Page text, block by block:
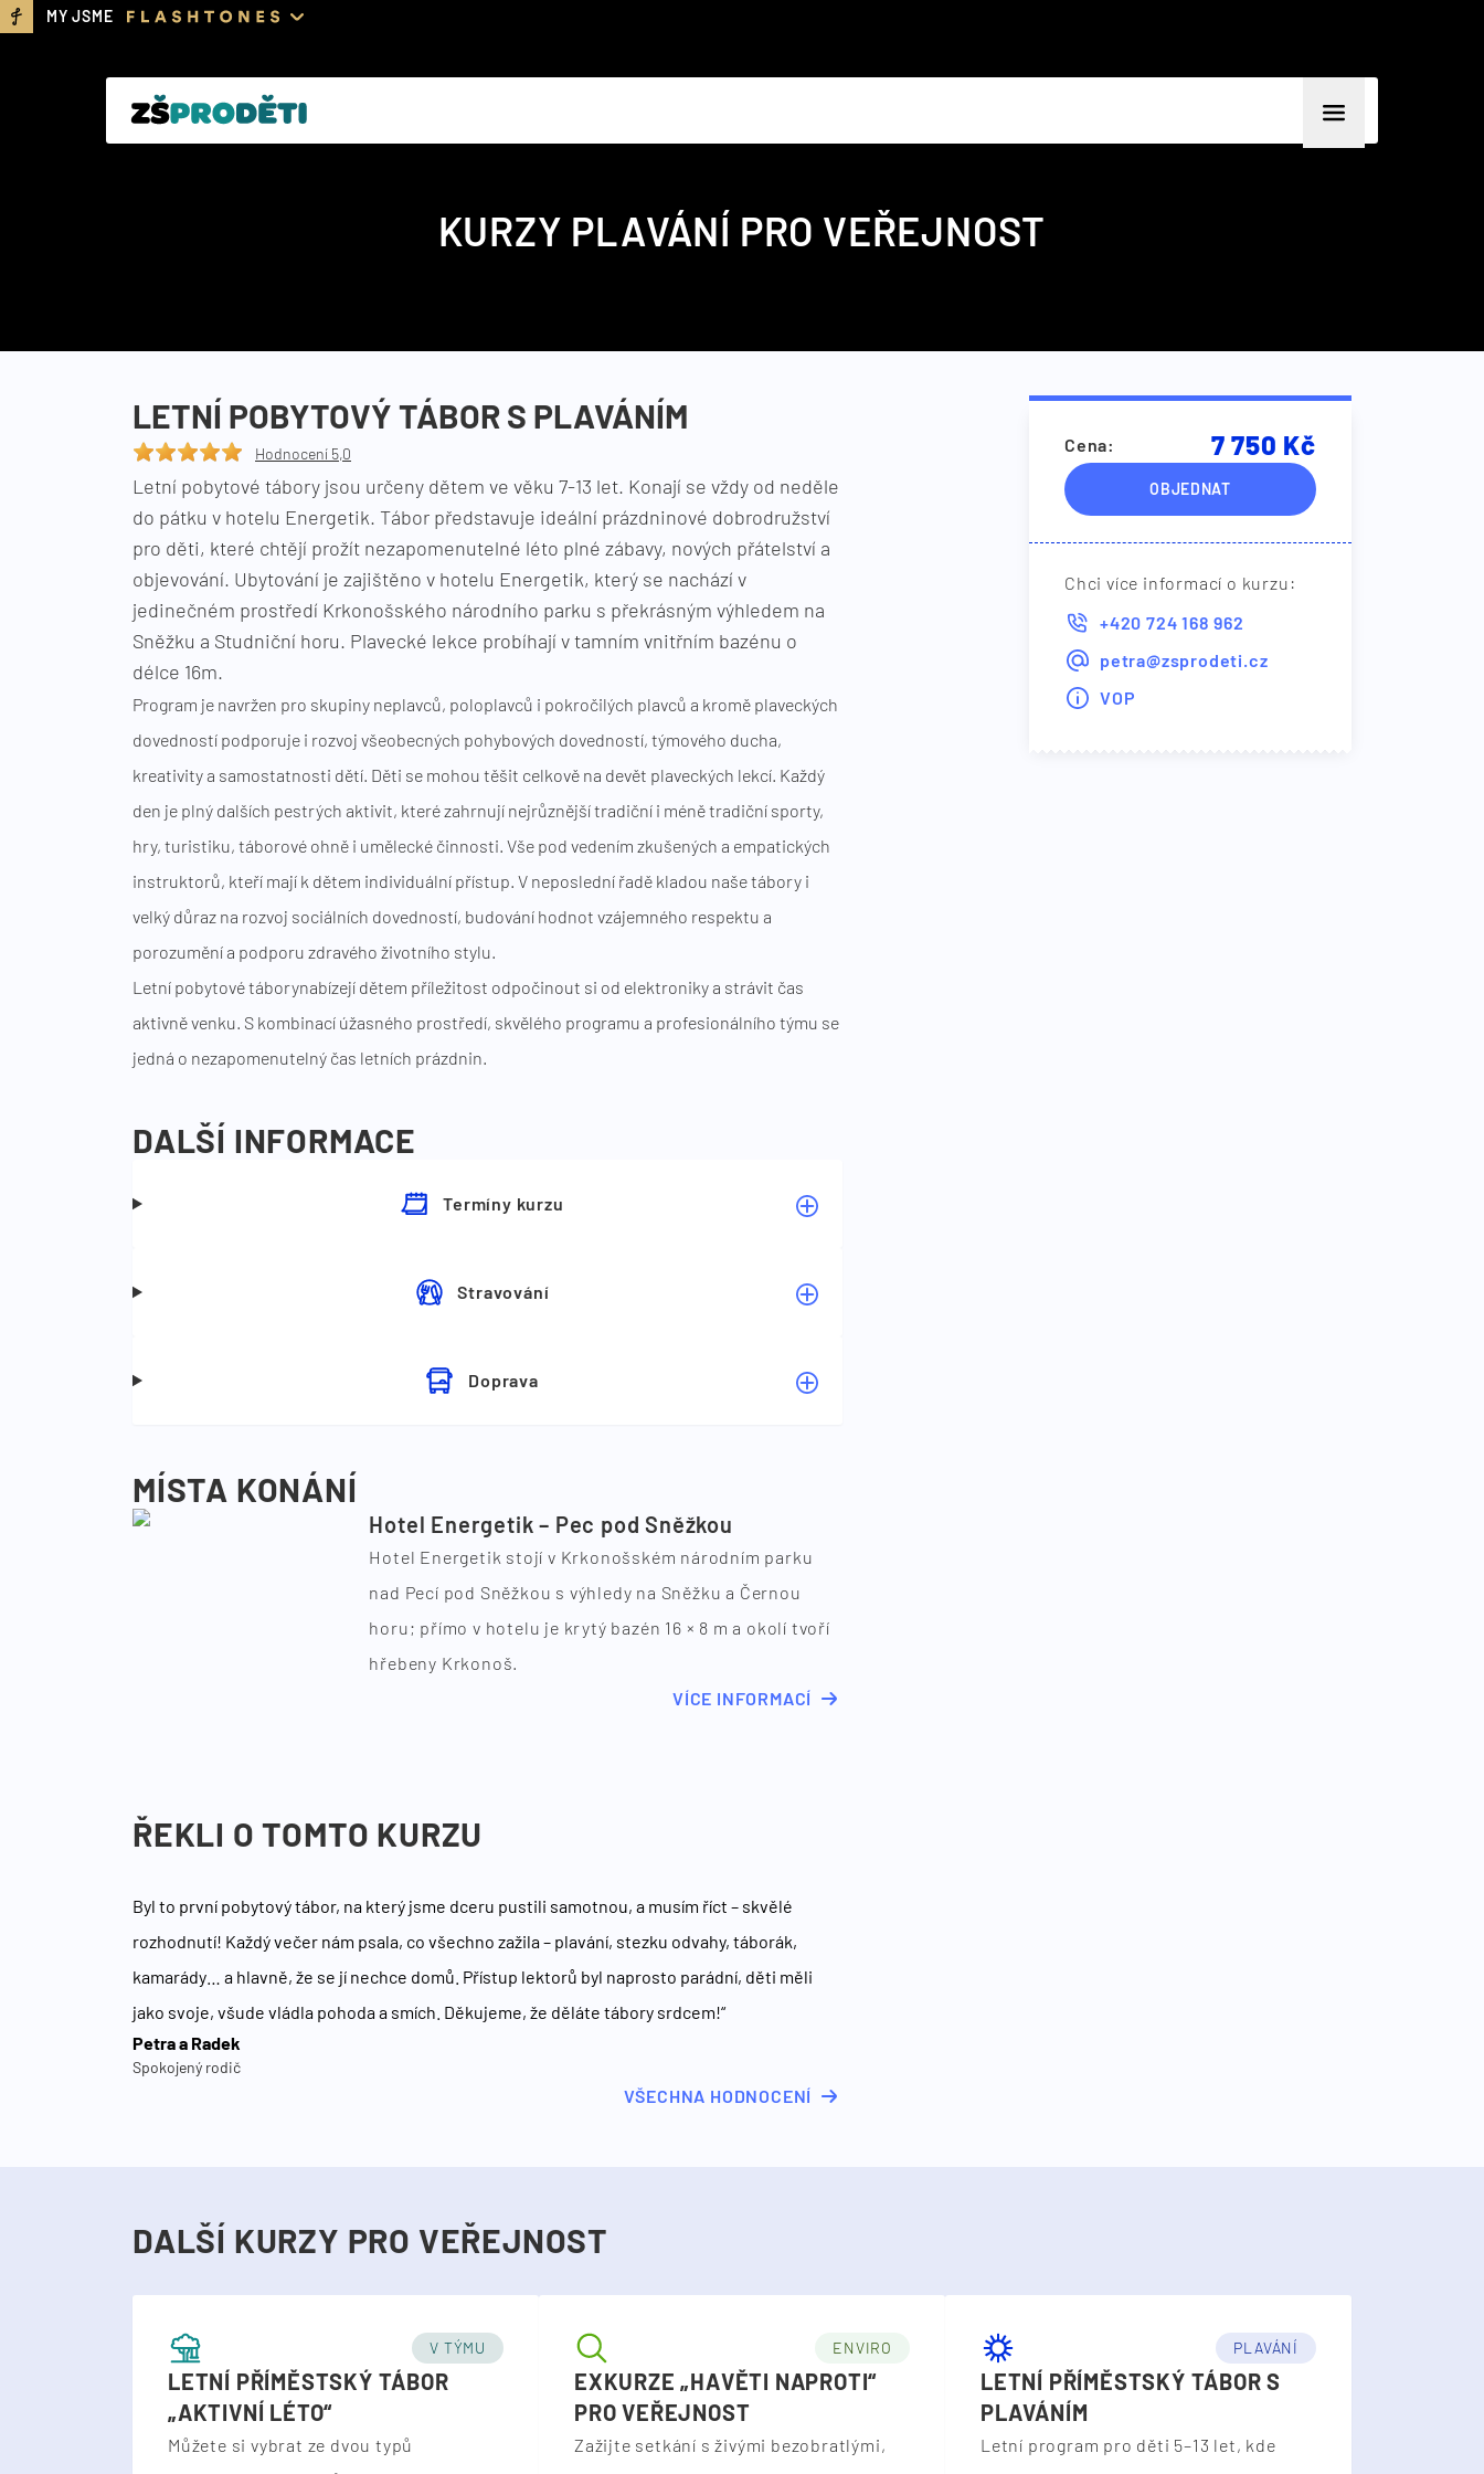
MY JSME
KURZY PLAVÁNÍ PRO VEŘEJNOST
LETNÍ POBYTOVÝ TÁBOR S PLAVÁNÍM
Hodnocení 5,0
Letní pobytové tábory jsou určeny dětem ve věku 7-13 let. Konají se vždy od neděle
do pátku v hotelu Energetik. Tábor představuje ideální prázdninové dobrodružství
pro děti, které chtějí prožít nezapomenutelné léto plné zábavy, nových přátelství a
objevování. Ubytování je zajištěno v hotelu Energetik, který se nachází v
jedinečném prostředí Krkonošského národního parku s překrásným výhledem na
Sněžku a Studniční horu. Plavecké lekce probíhají v tamním vnitřním bazénu o
délce 16m.
Program je navržen pro skupiny neplavců, poloplavců i pokročilých plavců a kromě plaveckých
dovedností podporuje i rozvoj všeobecných pohybových dovedností, týmového ducha,
kreativity a samostatnosti dětí. Děti se mohou těšit celkově na devět plaveckých lekcí. Každý
den je plný dalších pestrých aktivit, které zahrnují nejrůznější tradiční i méně tradiční sporty,
hry, turistiku, táborové ohně i umělecké činnosti. Vše pod vedením zkušených a empatických
instruktorů, kteří mají k dětem individuální přístup. V neposlední řadě kladou naše tábory i
velký důraz na rozvoj sociálních dovedností, budování hodnot vzájemného respektu a
porozumění a podporu zdravého životního stylu.
Letní pobytové táborynabízejí dětem příležitost odpočinout si od elektroniky a strávit čas
aktivně venku. S kombinací úžasného prostředí, skvělého programu a profesionálního týmu se
jedná o nezapomenutelný čas letních prázdnin.
DALŠÍ INFORMACE
Termíny kurzu
Stravování
Doprava
MÍSTA KONÁNÍ
Hotel Energetik – Pec pod Sněžkou
Hotel Energetik stojí v Krkonošském národním parku
nad Pecí pod Sněžkou s výhledy na Sněžku a Černou
horu; přímo v hotelu je krytý bazén 16 × 8 m a okolí tvoří
hřebeny Krkonoš.
VÍCE INFORMACÍ
ŘEKLI O TOMTO KURZU
Byl to první pobytový tábor, na který jsme dceru pustili samotnou, a musím říct – skvělé
rozhodnutí! Každý večer nám psala, co všechno zažila – plavání, stezku odvahy, táborák,
kamarády… a hlavně, že se jí nechce domů. Přístup lektorů byl naprosto parádní, děti měli
jako svoje, všude vládla pohoda a smích. Děkujeme, že děláte tábory srdcem!“
Petra a Radek
Spokojený rodič
VŠECHNA HODNOCENÍ
Cena: 7 750 Kč
OBJEDNAT
Chci více informací o kurzu
+420 724 168 962
petra@zsprodeti.cz
VOP
DALŠÍ KURZY PRO VEŘEJNOST
V TÝMU
LETNÍ PŘÍMĚSTSKÝ TÁBOR
„AKTIVNÍ LÉTO“
Můžete si vybrat ze dvou typů
ENVIRO
EXKURZE „HAVĚTI NAPROTI“
PRO VEŘEJNOST
Zažijte setkání s živými bezobratlými,
PLAVÁNÍ
LETNÍ PŘÍMĚSTSKÝ TÁBOR S
PLAVÁNÍM
Letní program pro děti 5–13 let, kde